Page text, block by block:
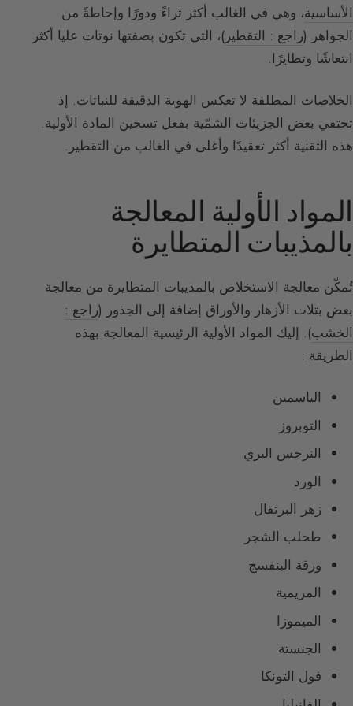
الأساسية، وهي في الغالب أكثر ثراءً ودورًا وإحاطةً من
الجواهر (راجع : التقطير)، التي تكون بصفتها نوتات عليا أكثر
انتعاشًا وتطايرًا.
الخلاصات المطلقة لا تعكس الهوية الدقيقة للنباتات. إذ
تختفي بعض الجزيئات الشمّية بفعل تسخين المادة الأولية.
هذه التقنية أكثر تعقيدًا وأغلى في الغالب من التقطير.
المواد الأولية المعالجة
بالمذيبات المتطايرة
تُمكّن معالجة الاستخلاص بالمذيبات المتطايرة من معالجة
بعض بتلات الأزهار والأوراق إضافة إلى الجذور (راجع :
الخشب). إليك المواد الأولية الرئيسية المعالجة بهذه
الطريقة :
الياسمين
التوبروز
النرجس البري
الورد
زهر البرتقال
طحلب الشجر
ورقة البنفسج
المريمية
الميموزا
الجنستة
فول التونكا